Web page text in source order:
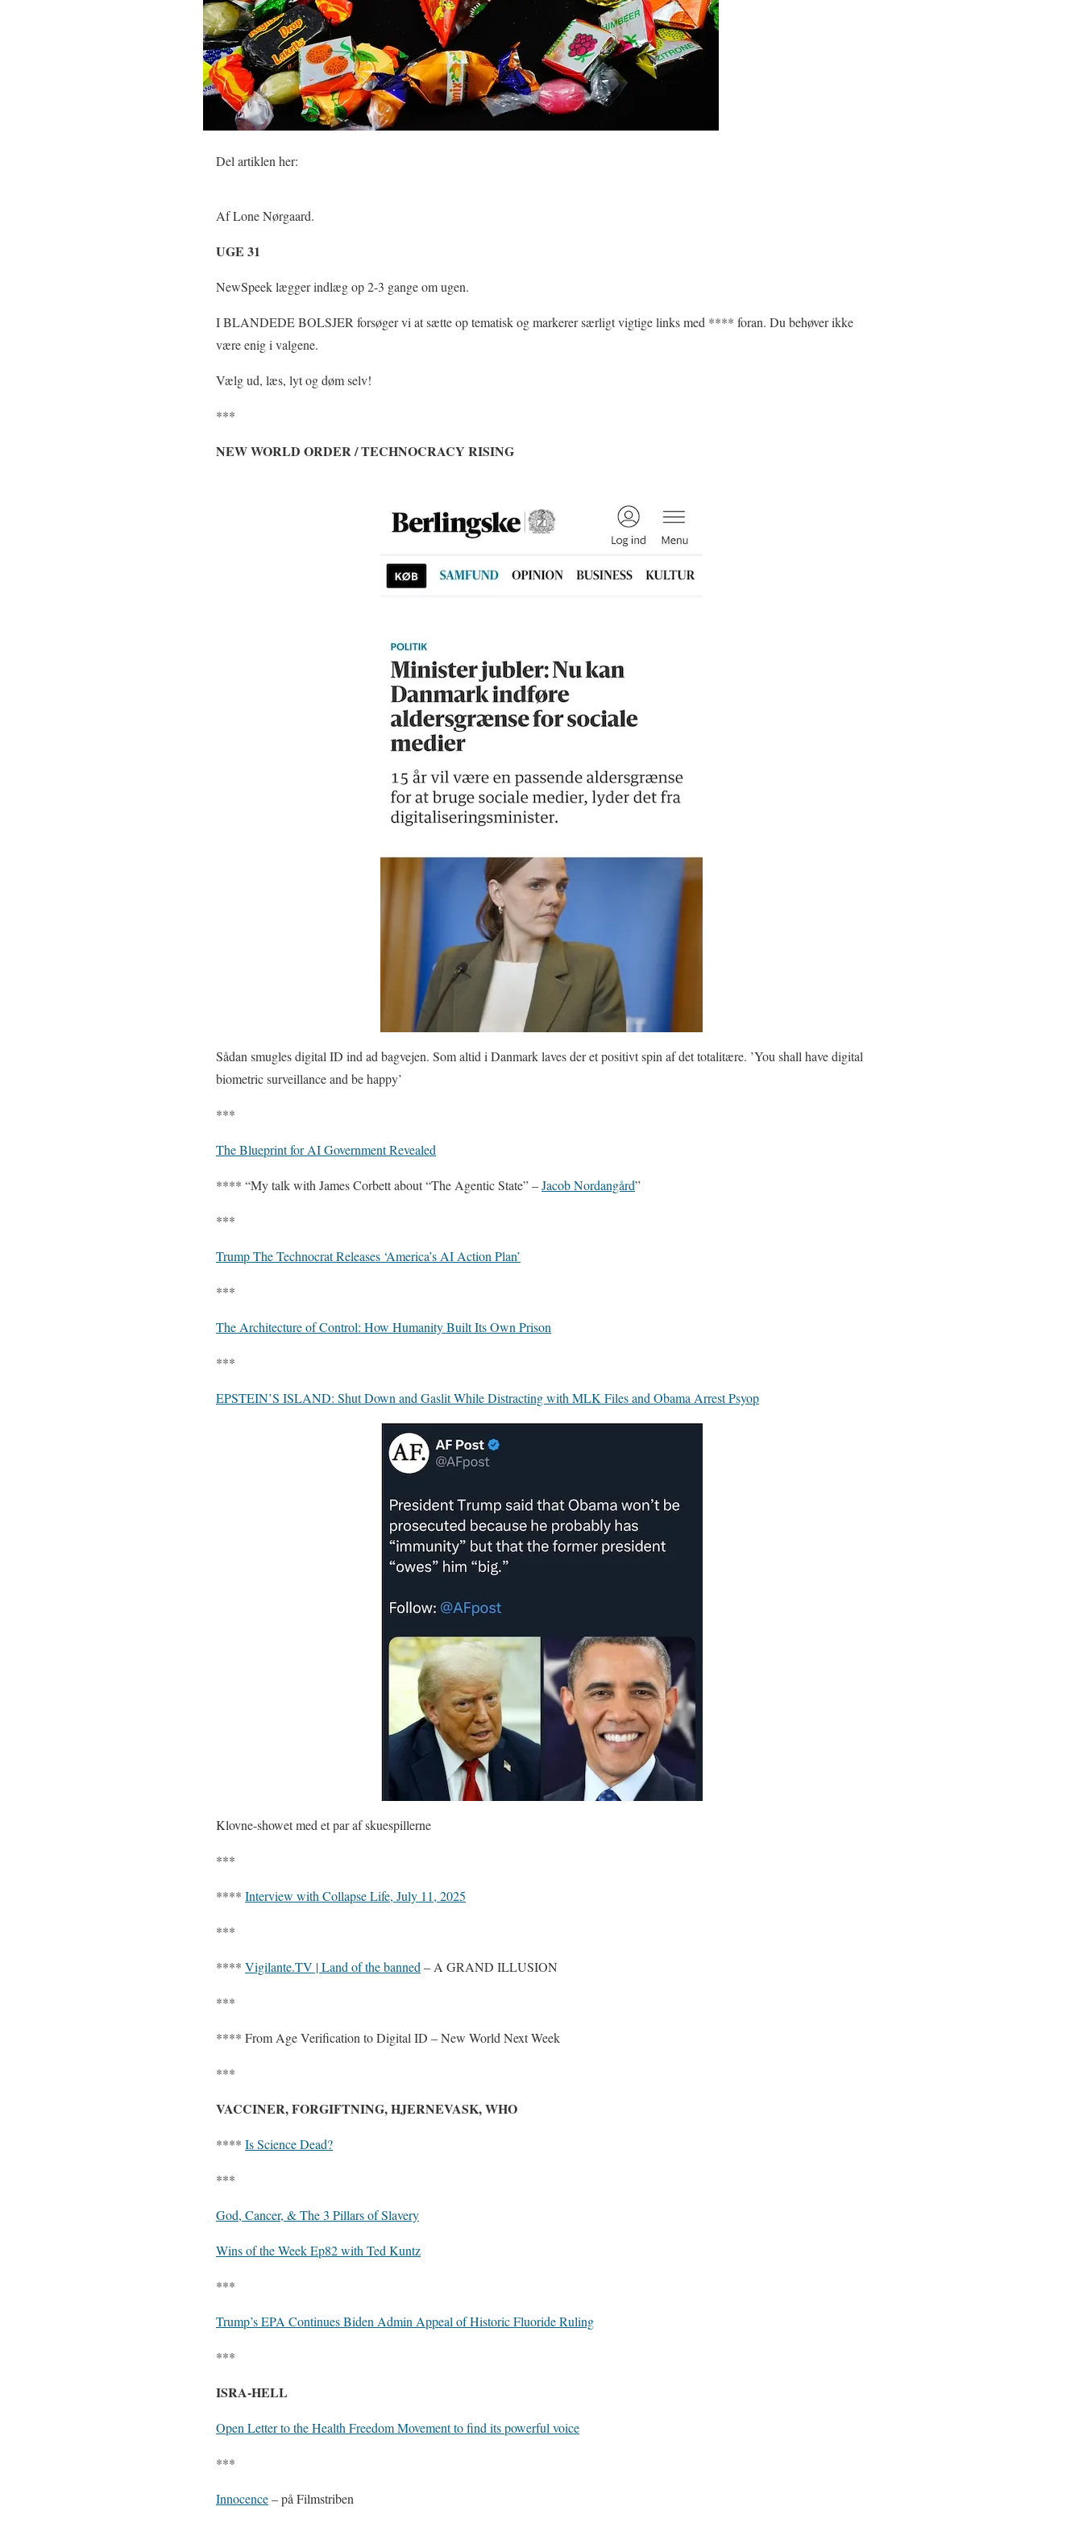
Del artiklen her:
Af Lone Nørgaard.
UGE 31
NewSpeek lægger indlæg op 2-3 gange om ugen.
I BLANDEDE BOLSJER forsøger vi at sætte op tematisk og markerer særligt vigtige links med **** foran. Du behøver ikke
være enig i valgene.
Vælg ud, læs, lyt og døm selv!
***
NEW WORLD ORDER / TECHNOCRACY RISING
Sådan smugles digital ID ind ad bagvejen. Som altid i Danmark laves der et positivt spin af det totalitære. ’You shall have digital
biometric surveillance and be happy’
***
The Blueprint for AI Government Revealed
**** “My talk with James Corbett about “The Agentic State” –Jacob Nordangård”
***
Trump The Technocrat Releases ‘America’s AI Action Plan’
***
The Architecture of Control: How Humanity Built Its Own Prison
***
EPSTEIN’S ISLAND: Shut Down and Gaslit While Distracting with MLK Files and Obama Arrest Psyop
Klovne-showet med et par af skuespillerne
***
**** Interview with Collapse Life, July 11, 2025
***
**** Vigilante.TV | Land of the banned – A GRAND ILLUSION
***
**** From Age Verification to Digital ID – New World Next Week
***
VACCINER, FORGIFTNING, HJERNEVASK, WHO
**** Is Science Dead?
***
God, Cancer, & The 3 Pillars of Slavery
Wins of the Week Ep82 with Ted Kuntz
***
Trump’s EPA Continues Biden Admin Appeal of Historic Fluoride Ruling
***
ISRA-HELL
Open Letter to the Health Freedom Movement to find its powerful voice
***
Innocence– på Filmstriben